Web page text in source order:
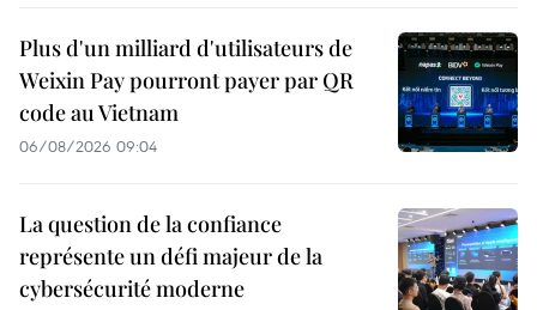
Plus d'un milliard d'utilisateurs de
Weixin Pay pourront payer par QR
code au Vietnam
06/08/2026 09:04
La question de la confiance
représente un défi majeur de la
cybersécurité moderne